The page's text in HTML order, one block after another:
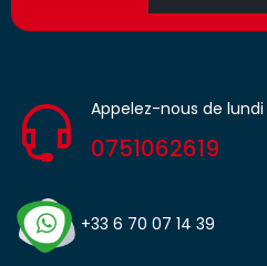
Appelez-nous de lundi
0751062619
+33 6 70 07 14 39